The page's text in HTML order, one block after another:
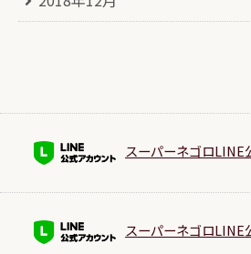
スーパーネゴロLINE
スーパーネゴロLINE